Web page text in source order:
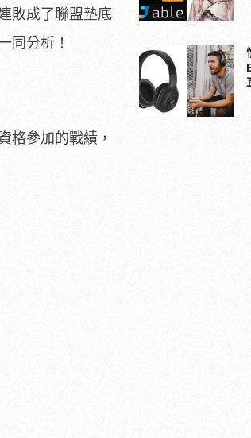
敗成了聯盟墊底
同分析！
格參加的戰績，